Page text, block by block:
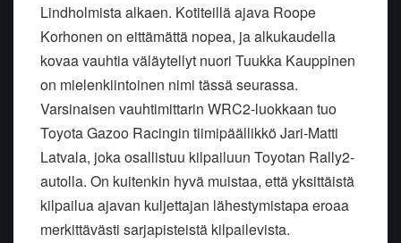
Lindholmista alkaen. Kotiteillä ajava Roope
Korhonen on eittämättä nopea, ja alkukaudella
kovaa vauhtia väläytellyt nuori Tuukka Kauppinen
on mielenkiintoinen nimi tässä seurassa.
Varsinaisen vauhtimittarin WRC2-luokkaan tuo
Toyota Gazoo Racingin tiimipäällikkö Jari-Matti
Latvala, joka osallistuu kilpailuun Toyotan Rally2-
autolla. On kuitenkin hyvä muistaa, että yksittäistä
kilpailua ajavan kuljettajan lähestymistapa eroaa
merkittävästi sarjapisteistä kilpailevista.